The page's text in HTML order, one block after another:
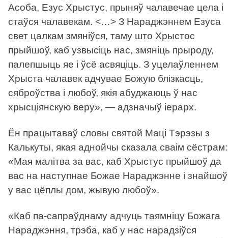
Асоба, Езус Хрыстус, прыняў чалавечае цела і
стаўся чалавекам. <…> З Нараджэннем Езуса
свет цалкам змяніўся, таму што Хрыстос
прыйшоў, каб узвысіць нас, змяніць прыроду,
палепшыць яе і ўсё асвяціць. З уцелаўленнем
Хрыста чалавек адчувае Божую блізкасць,
сяброўства і любоў, якія абуджаюць ў нас
хрысціянскую веру», — адзначыў іерарх.
Ён працытаваў словы святой Маці Тэрэзы з
Калькуты, якая аднойчы сказала сваім сёстрам:
«Мая малітва за вас, каб Хрыстус прыйшоў да
вас на наступнае Божае Нараджэнне і знайшоў
у вас цёплы дом, жывую любоў».
«Каб па-сапраўднаму адчуць таямніцу Божага
Нараджэння, трэба, каб у нас нарадзіўся